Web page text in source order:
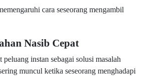
cara seseorang mengambil
Nasib Cepat
peluang instan sebagai solusi masalah
muncul ketika seseorang menghadapi